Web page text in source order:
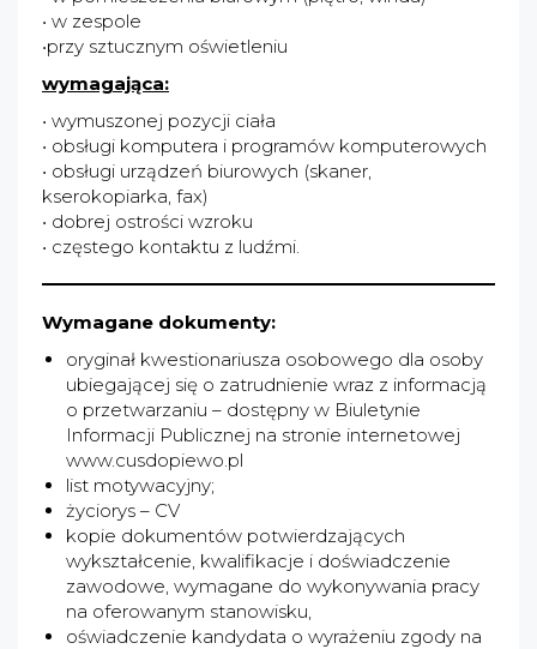
• w zespole
•przy sztucznym oświetleniu
wymagająca:
• wymuszonej pozycji ciała
• obsługi komputera i programów komputerowych
• obsługi urządzeń biurowych (skaner,
kserokopiarka, fax)
• dobrej ostrości wzroku
• częstego kontaktu z ludźmi.
Wymagane dokumenty:
oryginał kwestionariusza osobowego dla osoby
ubiegającej się o zatrudnienie wraz z informacją
o przetwarzaniu – dostępny w Biuletynie
Informacji Publicznej na stronie internetowej
www.cusdopiewo.pl
list motywacyjny;
życiorys – CV
kopie dokumentów potwierdzających
wykształcenie, kwalifikacje i doświadczenie
zawodowe, wymagane do wykonywania pracy
na oferowanym stanowisku,
oświadczenie kandydata o wyrażeniu zgody na